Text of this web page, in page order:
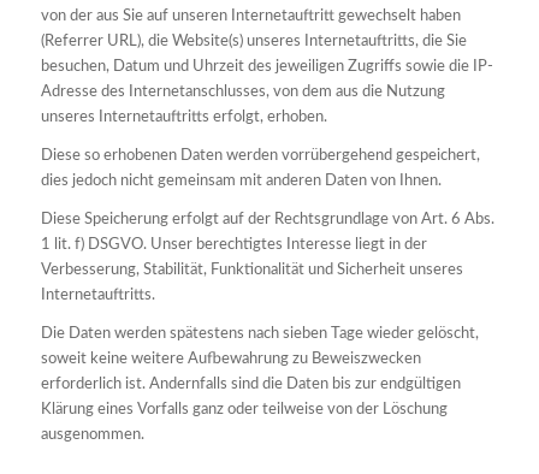
von der aus Sie auf unseren Internetauftritt gewechselt haben
(Referrer URL), die Website(s) unseres Internetauftritts, die Sie
besuchen, Datum und Uhrzeit des jeweiligen Zugriffs sowie die IP-
Adresse des Internetanschlusses, von dem aus die Nutzung
unseres Internetauftritts erfolgt, erhoben.
Diese so erhobenen Daten werden vorrübergehend gespeichert,
dies jedoch nicht gemeinsam mit anderen Daten von Ihnen.
Diese Speicherung erfolgt auf der Rechtsgrundlage von Art. 6 Abs.
1 lit. f) DSGVO. Unser berechtigtes Interesse liegt in der
Verbesserung, Stabilität, Funktionalität und Sicherheit unseres
Internetauftritts.
Die Daten werden spätestens nach sieben Tage wieder gelöscht,
soweit keine weitere Aufbewahrung zu Beweiszwecken
erforderlich ist. Andernfalls sind die Daten bis zur endgültigen
Klärung eines Vorfalls ganz oder teilweise von der Löschung
ausgenommen.